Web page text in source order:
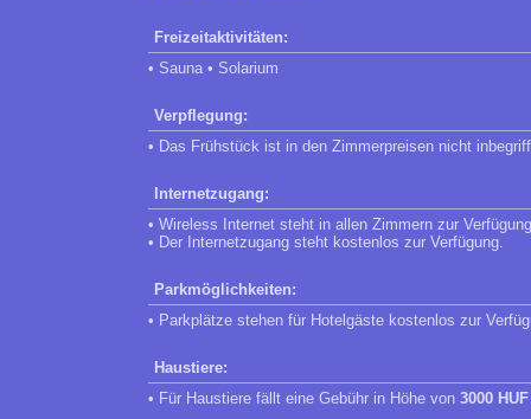
Freizeitaktivitäten:
• Sauna • Solarium
Verpflegung:
• Das Frühstück ist in den Zimmerpreisen nicht
Internetzugang:
• Wireless Internet steht in allen Zimmern zur
• Der Internetzugang steht kostenlos zur Verfügung.
Parkmöglichkeiten:
• Parkplätze stehen für Hotelgäste kostenlos zur
Haustiere:
• Für Haustiere fällt eine Gebühr in Höhe von 3000 HUF